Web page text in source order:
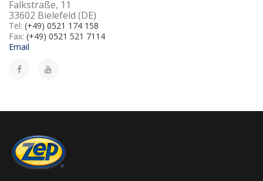
Falkstraße, 11
33602 Bielefeld (DE)
Tel: (+49) 0521 174 158
Fax: (+49) 0521 521 7114
Email